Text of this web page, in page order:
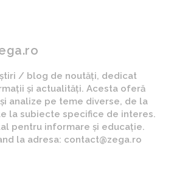
/ blog de noutăți, dedicat
și actualități. Acesta oferă
analize pe teme diverse, de la
la subiecte specifice de interes.
pentru informare și educație.
la adresa: contact@zega.ro